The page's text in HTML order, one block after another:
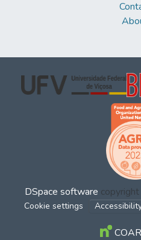
DSpace software
Cookie settings